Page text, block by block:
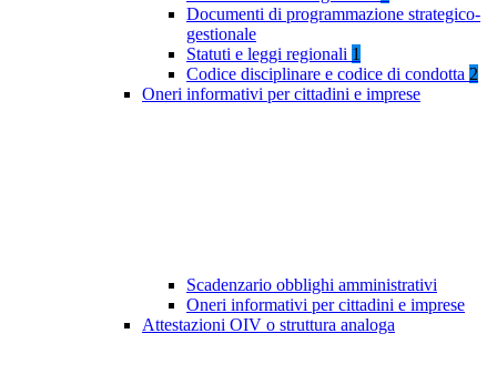
Documenti di programmazione strategico-
gestionale
Statuti e leggi regionali 1
Codice disciplinare e codice di condotta 2
Oneri informativi per cittadini e imprese
Scadenzario obblighi amministrativi
Oneri informativi per cittadini e imprese
Attestazioni OIV o struttura analoga